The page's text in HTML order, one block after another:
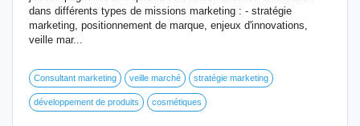
dans différents types de missions marketing : - stratégie
marketing, positionnement de marque, enjeux d'innovations,
veille mar...
Consultant marketing veille marché stratégie marketing
développement de produits cosmétiques